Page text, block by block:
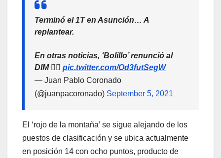
Terminó el 1T en Asunción… A
replantear.
En otras noticias, ‘Bolillo’ renunció al
DIM 👇🏽 pic.twitter.com/Od3futSegW
— Juan Pablo Coronado
(@juanpacoronado) September 5, 2021
El ‘rojo de la montaña’ se sigue alejando de los
puestos de clasificación y se ubica actualmente
en posición 14 con ocho puntos, producto de